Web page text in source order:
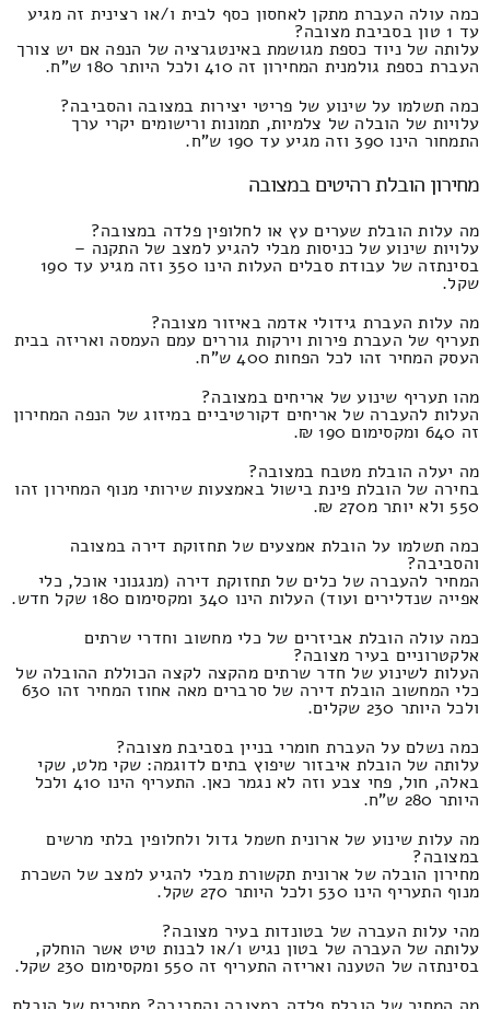
כמה עולה העברת מתקן לאחסון כסף לבית ו/או רצינית זה מגיע
עד 1 טון בסביבת מצובה?
עלותה של ניוד כספת מגושמת באינטגרציה של הנפה אם יש צורך
העברת כספת גולמנית המחירון זה 410 ולכל היותר 180 ש"ח.
כמה תשלמו על שינוע של פריטי יצירות במצובה והסביבה?
עלויות של הובלה של צלמיות, תמונות ורישומים יקרי ערך
התמחור הינו 390 וזה מגיע עד 190 ש"ח.
מחירון הובלת רהיטים במצובה
מה עלות הובלת שערים עץ או לחלופין פלדה במצובה?
עלויות שינוע של כניסות מבלי להגיע למצב של התקנה –
בסינתזה של עבודת סבלים העלות הינו 350 וזה מגיע עד 190
שקל.
מה עלות העברת גידולי אדמה באיזור מצובה?
תעריף של העברת פירות וירקות גוררים עמם העמסה ואריזה בבית
העסק המחיר זהו לכל הפחות 400 ש"ח.
מהו תעריף שינוע של אריחים במצובה?
העלות להעברה של אריחים דקורטיביים במיזוג של הנפה המחירון
זה 640 ומקסימום 190 ₪.
מה יעלה הובלת מטבח במצובה?
בחירה של הובלת פינת בישול באמצעות שירותי מנוף המחירון זהו
550 ולא יותר מ270 ₪.
כמה תשלמו על הובלת אמצעים של תחזוקת דירה במצובה
והסביבה?
המחיר להעברה של כלים של תחזוקת דירה (מנגנוני אוכל, כלי
אפייה שנדלירים ועוד) העלות הינו 340 ומקסימום 180 שקל חדש.
כמה עולה הובלת אביזרים של כלי מחשוב וחדרי שרתים
אלקטרוניים בעיר מצובה?
העלות לשינוע של חדר שרתים מהקצה לקצה הכוללת ההובלה של
כלי המחשוב הובלת דירה של סרברים מאה אחוז המחיר זהו 630
ולכל היותר 230 שקלים.
כמה נשלם על העברת חומרי בניין בסביבת מצובה?
עלותה של הובלת איבזור שיפוץ בתים לדוגמה: שקי מלט, שקי
באלה, חול, פחי צבע וזה לא נגמר כאן. התעריף הינו 410 ולכל
היותר 280 ש"ח.
מה עלות שינוע של ארונית חשמל גדול ולחלופין בלתי מרשים
במצובה?
מחירון הובלה של ארונית תקשורת מבלי להגיע למצב של השכרת
מנוף התעריף הינו 530 ולכל היותר 270 שקל.
מהי עלות העברה של בטונדות בעיר מצובה?
עלותה של העברה של בטון נגיש ו/או לבנות טיט אשר הוחלק,
בסינתזה של הטענה ואריזה התעריף זה 550 ומקסימום 230 שקל.